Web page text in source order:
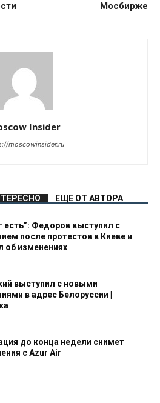
Мосбирже
Insider
moscowinsider.ru
ЕЩЕ ОТ АВТОРА
есть”: Федоров выступил с
после протестов в Киеве и
об изменениях
выступил с новыми
в адрес Белоруссии |
до конца недели снимет
с Azur Air